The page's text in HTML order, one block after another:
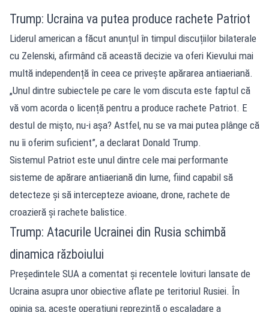
Trump: Ucraina va putea produce rachete Patriot
Liderul american a făcut anunțul în timpul discuțiilor bilaterale
cu Zelenski, afirmând că această decizie va oferi Kievului mai
multă independență în ceea ce privește apărarea antiaeriană.
„Unul dintre subiectele pe care le vom discuta este faptul că
vă vom acorda o licență pentru a produce rachete Patriot. E
destul de mișto, nu-i așa? Astfel, nu se va mai putea plânge că
nu îi oferim suficient”, a declarat Donald Trump.
Sistemul Patriot este unul dintre cele mai performante
sisteme de apărare antiaeriană din lume, fiind capabil să
detecteze și să intercepteze avioane, drone, rachete de
croazieră și rachete balistice.
Trump: Atacurile Ucrainei din Rusia schimbă
dinamica războiului
Președintele SUA a comentat și recentele lovituri lansate de
Ucraina asupra unor obiective aflate pe teritoriul Rusiei. În
opinia sa, aceste operațiuni reprezintă o escaladare a